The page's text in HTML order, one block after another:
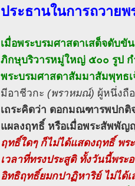
ประธานในการถวายพ
เมื่อพระบรมศาสดาเสด็จดับ
ภิกษุบริวารหมู่ใหญ่ ๕๐๐ รูป กำ
พระบรมศาสดาสัมมาสัมพุทธเ
มีอาชีวกะ (พราหมณ์) ผู้หนึ่งถื
เถระคิดว่า ดอกมณฑารพปก
แผลงฤทธิ์ หรือเมื่อพระสัพพัญ
ฤทธิ์ใดๆ ก็ไม่ได้แสดงฤทธิ์ พร
เวลาที่ทรงประสูติ ทั้งวันนี้พระ
อิทธิฤทธิ์ยมกปาฏิหาริย์ ไม่ได้เ